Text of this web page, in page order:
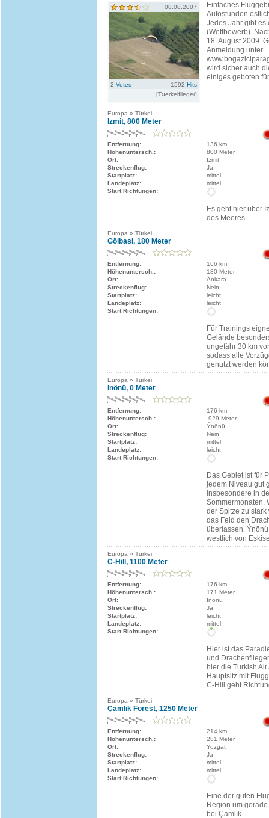
08.08.2007
2 Votes 1592 Hits
[Tuerkeiflieger]
Einfaches
Autostunden
Jedes Jahr gibt es
(Wettbewerb).
18. August 2009.
Anmeldung unter
wird sicher auch
einiges geboten
Europa » Türkei
Izmit, 800 Meter
Entfernung:
136 km
Höhenuntersch.:
800 Meter
Ort:
Izmit
Streckenflug:
Ja
Startplatz:
mittel
Landeplatz:
mittel
Start Richtungen:
Es geht hier über
des Meeres.
Europa » Türkei
Gölbasi, 180 Meter
Entfernung:
166 km
Höhenuntersch.:
180 Meter
Ort:
Ankara
Streckenflug:
Nein
Startplatz:
leicht
Landeplatz:
leicht
Start Richtungen:
Für Trainings
Gelände
ungefähr 30 km
sodass alle
genutzt werden
Europa » Türkei
Inönü, 0 Meter
Entfernung:
176 km
Höhenuntersch.:
-929 Meter
Ort:
Ýnönü
Streckenflug:
Nein
Startplatz:
mittel
Landeplatz:
leicht
Start Richtungen:
Das Gebiet ist für
jedem Niveau gut
insbesondere in
Sommermonaten.
der Spitze zu
das Feld den
überlassen.
westlich von
Europa » Türkei
C-Hill, 1100 Meter
Entfernung:
176 km
Höhenuntersch.:
171 Meter
Ort:
Inonu
Streckenflug:
Ja
Startplatz:
leicht
Landeplatz:
mittel
Start Richtungen:
Hier ist das
und
hier die Turkish
Hauptsitz mit
C-Hill geht
Europa » Türkei
Çamlık Forest, 1250 Meter
Entfernung:
214 km
Höhenuntersch.:
281 Meter
Ort:
Yozgat
Streckenflug:
Ja
Startplatz:
mittel
Landeplatz:
mittel
Start Richtungen:
Eine der guten
Region um
bei Çamlık.